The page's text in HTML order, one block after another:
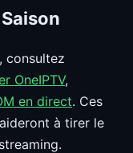
consultez
OneIPTV,
en direct. Ces
à tirer le